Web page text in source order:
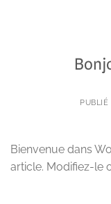
PUBLIÉ
Bienvenue dans
article. Modifiez-le